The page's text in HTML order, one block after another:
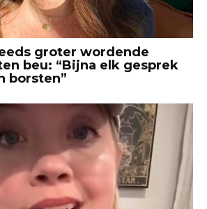
groter wordende
beu: “Bijna elk gesprek
borsten”